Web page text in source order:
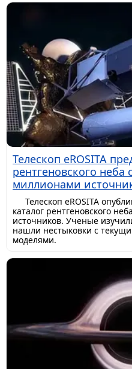
Телескоп eROSITA
рентгеновского
миллионами
Телескоп eROSITA
каталог рентгеновского
источников. Ученые
нашли нестыковки с
моделями.